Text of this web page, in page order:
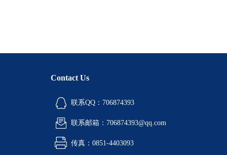
Contact Us
联系QQ：706874393
联系邮箱：706874393@qq.com
传真：0851-4403093